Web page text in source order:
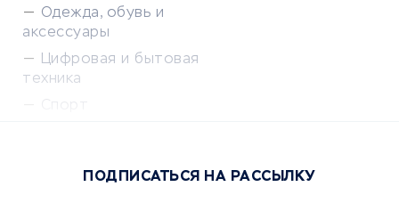
Одежда, обувь и
аксессуары
Цифровая и бытовая
техника
Сервисы доставки
ПОДПИСАТЬСЯ НА РАССЫЛКУ